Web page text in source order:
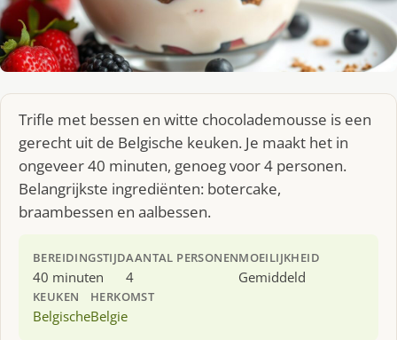
Trifle met bessen en witte chocolademousse is een
gerecht uit de Belgische keuken. Je maakt het in
ongeveer 40 minuten, genoeg voor 4 personen.
Belangrijkste ingrediënten: botercake,
braambessen en aalbessen.
BEREIDINGSTIJD
40 minuten
AANTAL PERSONEN
4
MOEILIJKHEID
Gemiddeld
KEUKEN
Belgische
HERKOMST
Belgie